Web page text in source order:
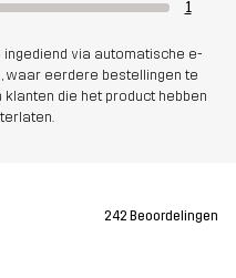
1
via automatische e-
waar eerdere bestellingen te
die het product hebben
242 Beoordelingen